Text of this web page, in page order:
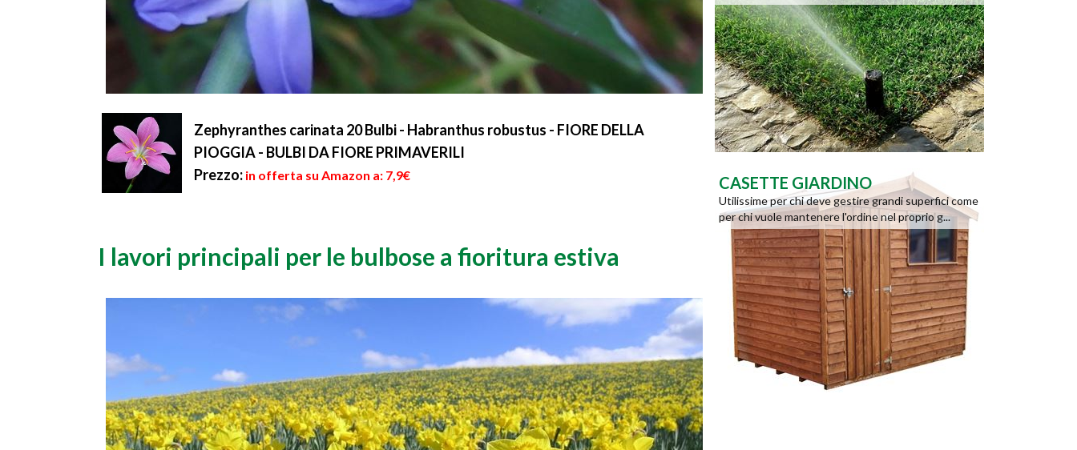
Zephyranthes carinata 20 Bulbi - Habranthus robustus - FIORE DELLA
PIOGGIA - BULBI DA FIORE PRIMAVERILI
Prezzo: in offerta su Amazon a: 7,9€
I lavori principali per le bulbose a fioritura estiva
CASETTE GIARDINO
Utilissime per chi deve gestire grandi superfici come
per chi vuole mantenere l'ordine nel proprio g...